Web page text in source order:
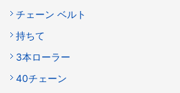
チェーン ベルト
持ちて
3本ローラー
40チェーン